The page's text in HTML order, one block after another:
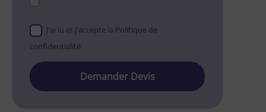
J'ai lu et j'accepte la Politique de
confidentialité
Please
leave
this